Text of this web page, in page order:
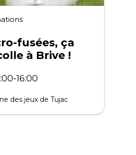
fusées, ça
à Brive !
16:00
des jeux de Tujac